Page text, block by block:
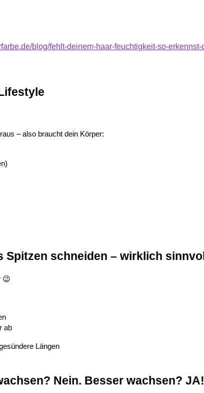
blog/fehlt-deinem-haar-feuchtigkeit-so-
– also braucht dein Körper:
Spitzen schneiden – wirklich
😉
ab
Längen
Nein. Besser wachsen? JA!